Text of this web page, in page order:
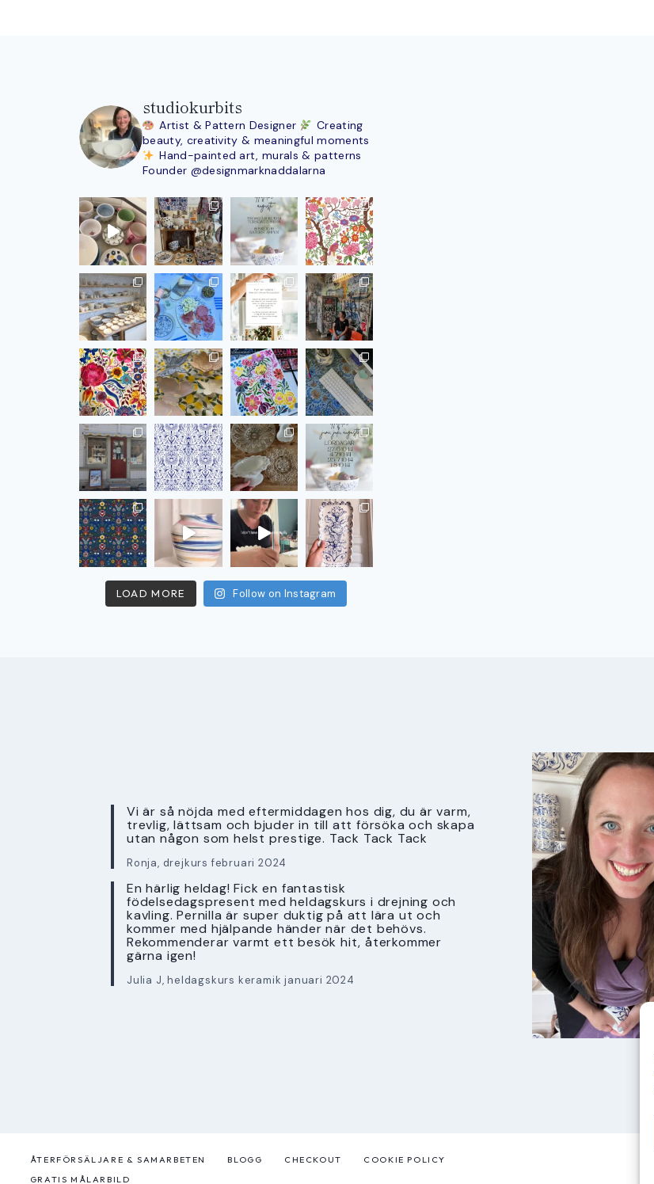
studiokurbits
Artist & Pattern Designer
Creating
beauty, creativity & meaningful moments
Hand-painted art, murals & patterns
Founder @designmarknaddalarna
LOAD MORE Follow on Instagram
Vi är så nöjda med eftermiddagen hos dig, du är varm,
trevlig, lättsam och bjuder in till att försöka och skapa
utan någon som helst prestige. Tack Tack Tack
Ronja, drejkurs februari 2024
En härlig heldag! Fick en fantastisk
födelsedagspresent med heldagskurs i drejning och
kavling. Pernilla är super duktig på att lära ut och
kommer med hjälpande händer när det behövs.
Rekommenderar varmt ett besök hit, återkommer
gärna igen!
Julia J, heldagskurs keramik januari 2024
ÅTERFÖRSÄLJARE & SAMARBETEN BLOGG CHECKOUT
COOKIE POLICY
GRATIS MÅLARBILD